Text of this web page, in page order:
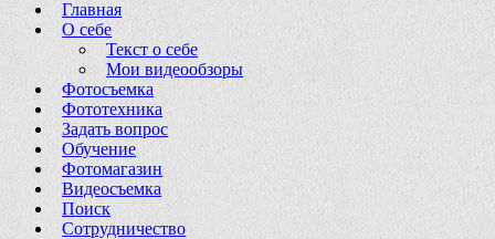
Главная
О себе
Текст о себе
Мои видеообзоры
Фотосъемка
Фототехника
Задать вопрос
Обучение
Фотомагазин
Видеосъемка
Поиск
Сотрудничество